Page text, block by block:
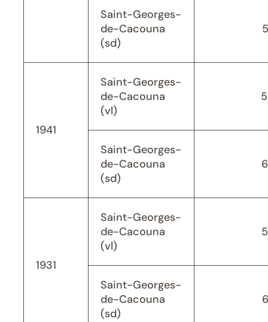
Saint-Georges-
de-Cacouna
(sd)
1941
Saint-Georges-
de-Cacouna
(vl)
Saint-Georges-
de-Cacouna
(sd)
1931
Saint-Georges-
de-Cacouna
(vl)
Saint-Georges-
de-Cacouna
(sd)